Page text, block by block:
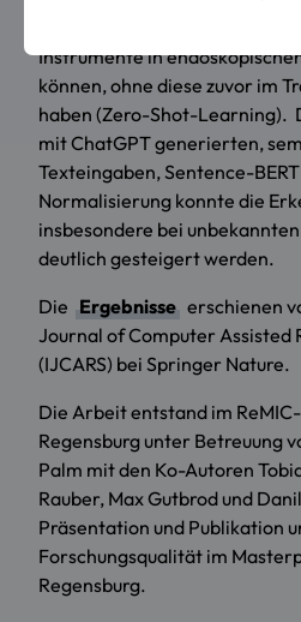
Instrumente in
können, ohne diese zuvor im
haben (Zero-Shot-Learning).
mit ChatGPT generierten,
Texteingaben, Sentence-
Normalisierung konnte die
insbesondere bei
deutlich gesteigert werden.
Die Ergebnisse erschienen
Journal of Computer Assisted
(IJCARS) bei Springer Nature.
Die Arbeit entstand im
Regensburg unter Betreuung
Palm mit den Ko-Autoren
Rauber, Max Gutbrod und
Präsentation und Publikation
Forschungsqualität im
Regensburg.